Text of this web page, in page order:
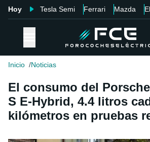
Hoy Tesla Semi Ferrari Mazda
Inicio Noticias
El consumo del
S E-Hybrid, 4.4 litros
kilómetros en pruebas